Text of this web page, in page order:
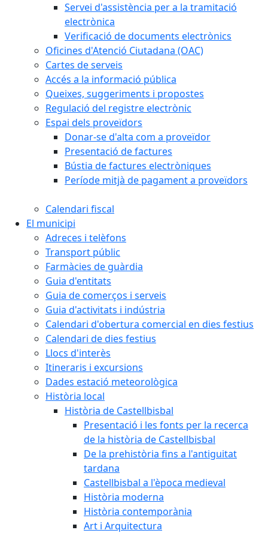
Servei d'assistència per a la tramitació
electrònica
Verificació de documents electrònics
Oficines d'Atenció Ciutadana (OAC)
Cartes de serveis
Accés a la informació pública
Queixes, suggeriments i propostes
Regulació del registre electrònic
Espai dels proveïdors
Donar-se d'alta com a proveïdor
Presentació de factures
Bústia de factures electròniques
Període mitjà de pagament a proveïdors
Calendari fiscal
El municipi
Adreces i telèfons
Transport públic
Farmàcies de guàrdia
Guia d'entitats
Guia de comerços i serveis
Guia d'activitats i indústria
Calendari d'obertura comercial en dies festius
Calendari de dies festius
Llocs d'interès
Itineraris i excursions
Dades estació meteorològica
Història local
Història de Castellbisbal
Presentació i les fonts per la recerca
de la història de Castellbisbal
De la prehistòria fins a l'antiguitat
tardana
Castellbisbal a l'època medieval
Història moderna
Història contemporània
Art i Arquitectura